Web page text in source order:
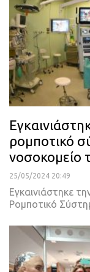
ρομποτικό
νοσοκομείο
25/05/2024 20:49
Εγκαινιάστηκε
Ρομποτικό